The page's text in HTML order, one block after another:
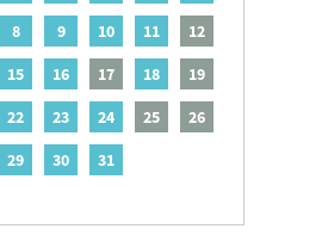
8 9 10 11
12
15 16 17 18
19
22 23 24 25
26
29 30 31